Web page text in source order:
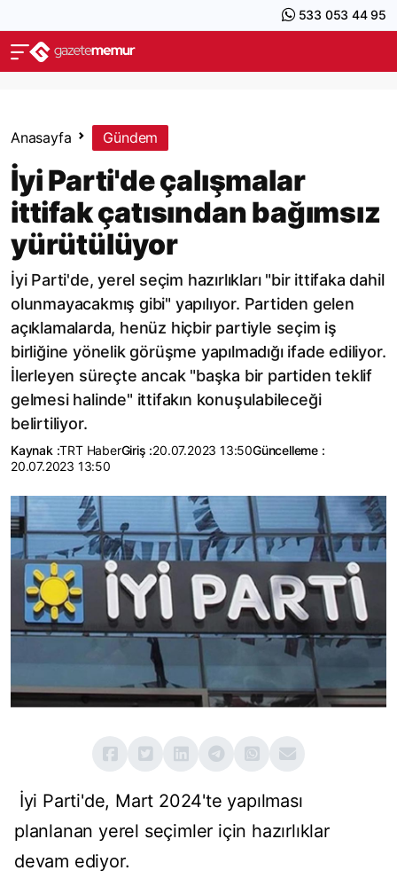
533 053 44 95
Anasayfa Gündem
İyi Parti'de çalışmalar
ittifak çatısından bağımsız
yürütülüyor
İyi Parti'de, yerel seçim hazırlıkları "bir ittifaka dahil
olunmayacakmış gibi" yapılıyor. Partiden gelen
açıklamalarda, henüz hiçbir partiyle seçim iş
birliğine yönelik görüşme yapılmadığı ifade ediliyor.
İlerleyen süreçte ancak "başka bir partiden teklif
gelmesi halinde" ittifakın konuşulabileceği
belirtiliyor.
Kaynak :TRT HaberGiriş :20.07.2023 13:50Güncelleme :
20.07.2023 13:50
İyi Parti'de, Mart 2024'te yapılması
planlanan yerel seçimler için hazırlıklar
devam ediyor.